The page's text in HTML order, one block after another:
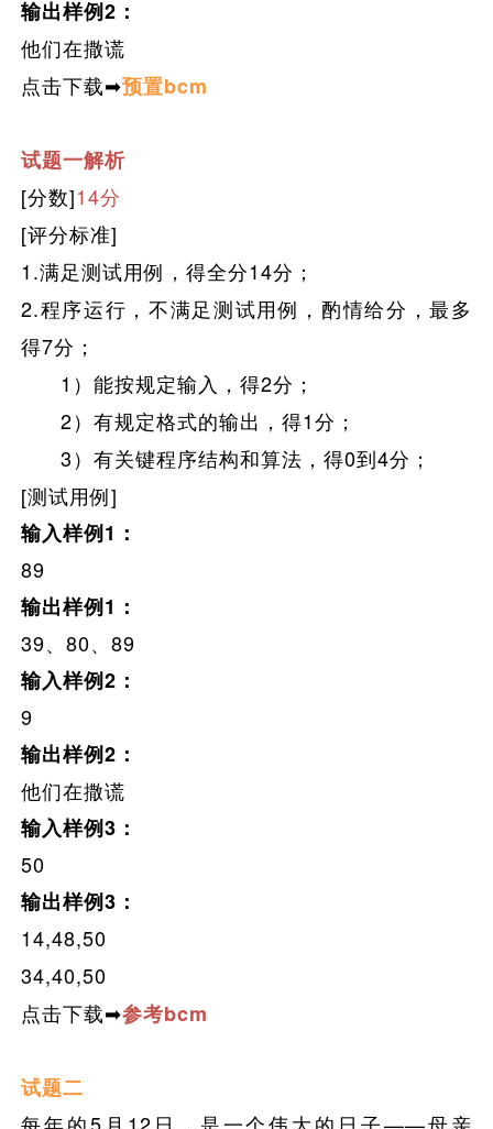
输出样例2：
他们在撒谎
点击下载➡预置bcm
试题一解析
[分数]14分
[评分标准]
1.满足测试用例 ，得全分14分；
2.程序运行，不满足测试用例，酌情给分，最多
得7分；
1）能按规定输入，得2分；
2）有规定格式的输出，得1分；
3）有关键程序结构和算法，得0到4分；
[测试用例]
输入样例1：
89
输出样例1：
39、80、89
输入样例2：
9
输出样例2：
他们在撒谎
输入样例3：
50
输出样例3：
14,48,50
34,40,50
点击下载➡参考bcm
试题二